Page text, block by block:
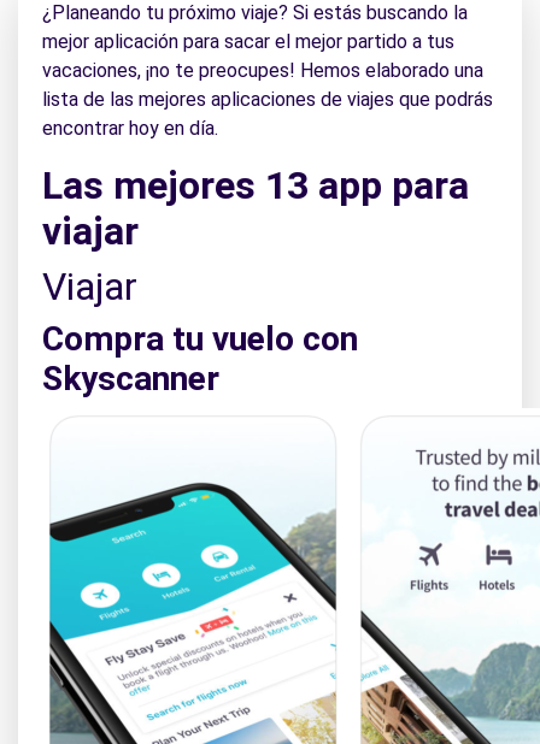
¿Planeando tu próximo viaje? Si estás buscando la
mejor aplicación para sacar el mejor partido a tus
vacaciones, ¡no te preocupes! Hemos elaborado una
lista de las mejores aplicaciones de viajes que podrás
encontrar hoy en día.
Las mejores 13 app para
viajar
Viajar
Compra tu vuelo con
Skyscanner